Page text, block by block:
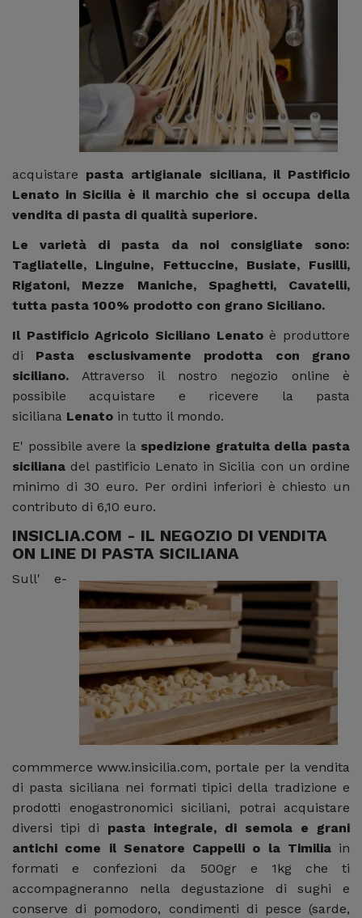
acquistare pasta artigianale siciliana, il Pastificio
Lenato in Sicilia è il marchio che si occupa della
vendita di pasta di qualità superiore.
Le varietà di pasta da noi consigliate sono:
Tagliatelle, Linguine, Fettuccine, Busiate, Fusilli,
Rigatoni, Mezze Maniche, Spaghetti, Cavatelli,
tutta pasta 100% prodotto con grano Siciliano.
Il Pastificio Agricolo Siciliano Lenatoè produttore
di Pasta esclusivamente prodotta con grano
siciliano. Attraverso il nostro negozio online è
possibile acquistare e ricevere la pasta
siciliana Lenato in tutto il mondo.
E' possibile avere la spedizione gratuita della pasta
siciliana del pastificio Lenato in Sicilia con un ordine
minimo di 30 euro. Per ordini inferiori è chiesto un
contributo di 6,10 euro.
INSICLIA.COM - IL NEGOZIO DI VENDITA
ON LINE DI PASTA SICILIANA
Sull' e-
commmerce www.insicilia.com, portale per la vendita
di pasta siciliana nei formati tipici della tradizione e
prodotti enogastronomici siciliani, potrai acquistare
diversi tipi di pasta integrale, di semola e grani
antichi come il Senatore Cappelli o la Timilia in
formati e confezioni da 500gr e 1kg che ti
accompagneranno nella degustazione di sughi e
conserve di pomodoro, condimenti di pesce (sarde,